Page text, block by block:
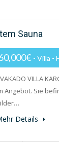
Sauna
- Villa -
VILLA
Angebot. Sie
Details